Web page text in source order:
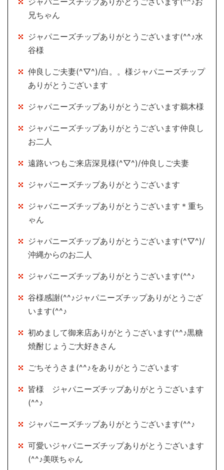
兄ちゃん
ジャパニーズチップありがとうございます(^^♪水
谷様
仲良しご夫妻(^▽^)/白。。様ジャパニーズチップ
ありがとうございます
ジャパニーズチップありがとうございます鵜木様
ジャパニーズチップありがとうございます仲良し
お二人
遠路いつもご来店深見様(^▽^)/仲良しご夫妻
ジャパニーズチップありがとうございます
ジャパニーズチップありがとうございます＊重ち
ゃん
ジャパニーズチップありがとうございます(^▽^)/
沖縄からのお二人
ジャパニーズチップありがとうございます(^^♪
谷様感謝(^^♪ジャパニーズチップありがとうござ
います(^^♪
初めまして御来店ありがとうございます(^^♪黒糖
焼酎じょうご大好きさん
ごちそうさま(^^♪をありがとうございます
皆様 ジャパニーズチップありがとうございます
(^^♪
ジャパニーズチップありがとうございます(^^♪
可愛いジャパニーズチップありがとうございます
(^^♪美咲ちゃん